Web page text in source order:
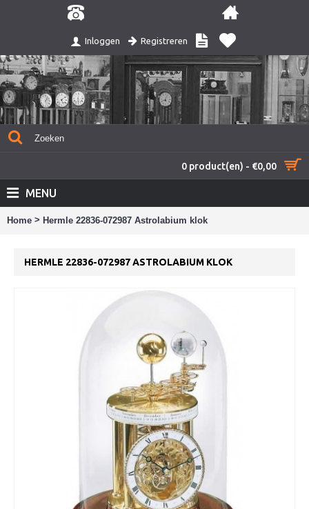
Inloggen Registreren
0 product(en) - €0,00
MENU
Home > Hermle 22836-072987 Astrolabium klok
HERMLE 22836-072987 ASTROLABIUM KLOK